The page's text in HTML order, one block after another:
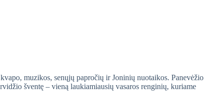
muzikos, senųjų papročių ir Joninių nuotaikos. Panevėžio
šventę – vieną laukiamiausių vasaros renginių, kuriame